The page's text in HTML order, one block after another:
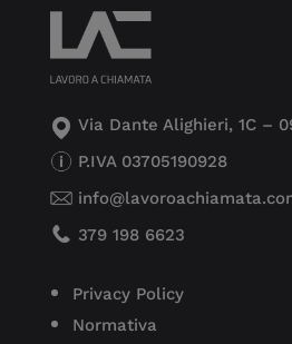
Via Dante Alighieri, 1C –
P.IVA 03705190928
379 198 6623
Privacy Policy
Normativa